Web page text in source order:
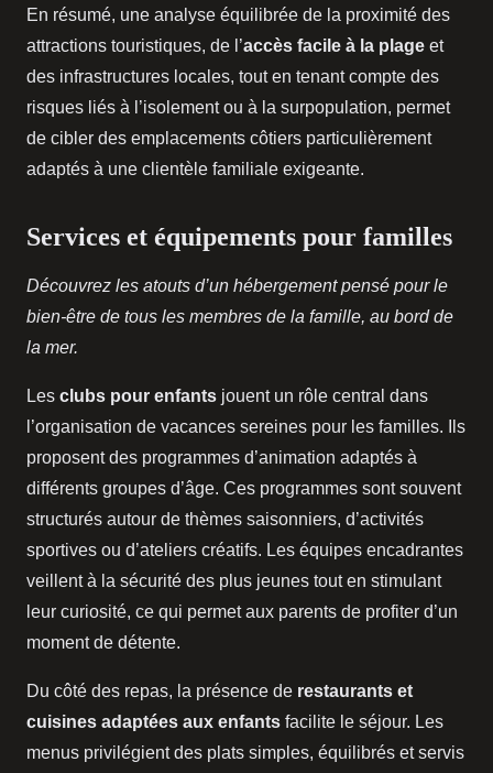
En résumé, une analyse équilibrée de la proximité des
attractions touristiques, de l’accès facile à la plage et
des infrastructures locales, tout en tenant compte des
risques liés à l’isolement ou à la surpopulation, permet
de cibler des emplacements côtiers particulièrement
adaptés à une clientèle familiale exigeante.
Services et équipements pour familles
Découvrez les atouts d’un hébergement pensé pour le
bien-être de tous les membres de la famille, au bord de
la mer.
Les clubs pour enfants jouent un rôle central dans
l’organisation de vacances sereines pour les familles. Ils
proposent des programmes d’animation adaptés à
différents groupes d’âge. Ces programmes sont souvent
structurés autour de thèmes saisonniers, d’activités
sportives ou d’ateliers créatifs. Les équipes encadrantes
veillent à la sécurité des plus jeunes tout en stimulant
leur curiosité, ce qui permet aux parents de profiter d’un
moment de détente.
Du côté des repas, la présence de restaurants et
cuisines adaptées aux enfants facilite le séjour. Les
menus privilégient des plats simples, équilibrés et servis